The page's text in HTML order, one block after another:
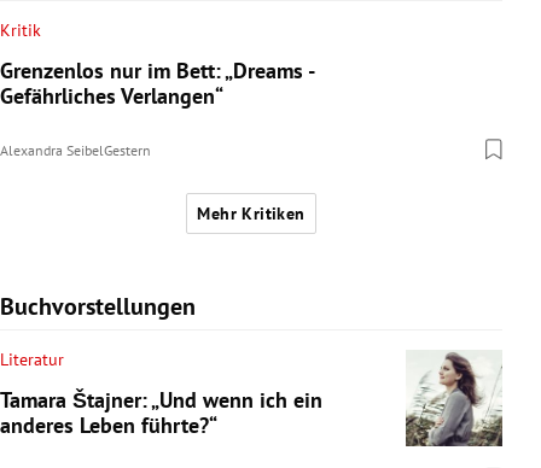
Kritik
Grenzenlos nur im Bett: „Dreams -
Gefährliches Verlangen“
Alexandra SeibelGestern
Mehr Kritiken
Buchvorstellungen
Literatur
Tamara Štajner: „Und wenn ich ein
anderes Leben führte?“